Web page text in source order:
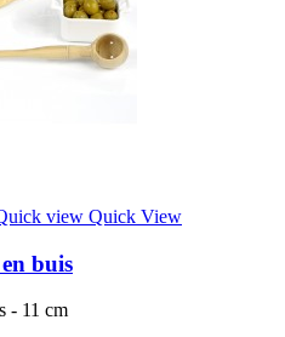
view Quick View
buis
- 11 cm